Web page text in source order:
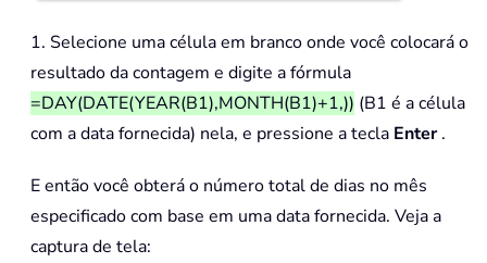
1. Selecione uma célula em branco onde você colocará o
resultado da contagem e digite a fórmula
=DAY(DATE(YEAR(B1),MONTH(B1)+1,)) (B1 é a célula
com a data fornecida) nela, e pressione a tecla Enter.
E então você obterá o número total de dias no mês
especificado com base em uma data fornecida. Veja a
captura de tela: